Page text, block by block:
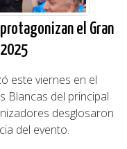
el Gran
este viernes en el
Blancas del principal
desglosaron
del evento.